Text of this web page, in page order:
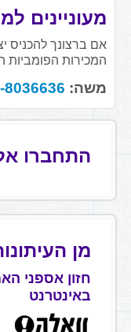
מעוניינים
אם ברצונך להכניס
המכירות הפומביות
משה: 8036636
התחברו
מן
חזון אספני
באינטרנט